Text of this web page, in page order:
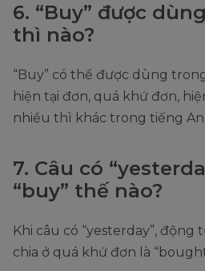
6. “Buy” được
thì nào?
“Buy” có thể được dùng
hiện tại đơn, quá khứ đơn,
nhiều thì khác trong tiếng
7. Câu có
“buy” thế nào?
Khi câu có “yesterday”,
chia ở quá khứ đơn là